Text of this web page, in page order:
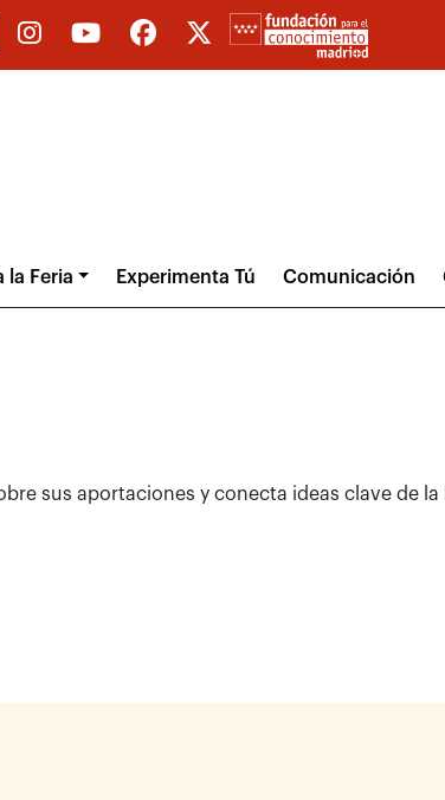
la Feria Experimenta Tú Comunicación
sus aportaciones y conecta ideas clave de